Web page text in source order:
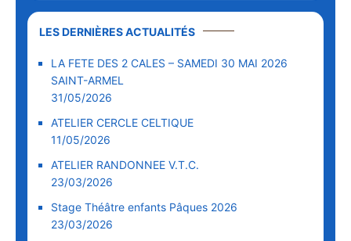
LES DERNIÈRES ACTUALITÉS
LA FETE DES 2 CALES – SAMEDI 30 MAI 2026
SAINT-ARMEL
31/05/2026
ATELIER CERCLE CELTIQUE
11/05/2026
ATELIER RANDONNEE V.T.C.
23/03/2026
Stage Théâtre enfants Pâques 2026
23/03/2026